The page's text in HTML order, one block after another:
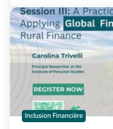
Inclusion Financière